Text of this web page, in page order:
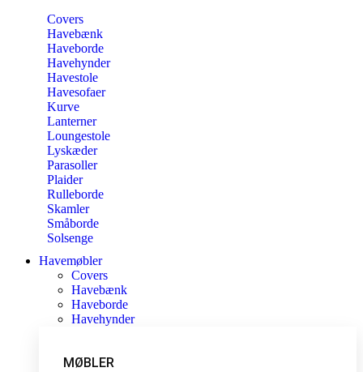
Covers
Havebænk
Haveborde
Havehynder
Havestole
Havesofaer
Kurve
Lanterner
Loungestole
Lyskæder
Parasoller
Plaider
Rulleborde
Skamler
Småborde
Solsenge
Havemøbler
Covers
Havebænk
Haveborde
Havehynder
MØBLER